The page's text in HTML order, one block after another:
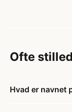
Ofte
Hvad er navnet